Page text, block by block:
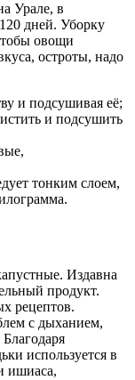
Урале, в
дней. Уборку
овощи
остроты, надо
и подсушивая её;
и подсушить
тонким слоем,
Издавна
продукт.
рецептов.
с дыханием,
используется в
ишиаса,